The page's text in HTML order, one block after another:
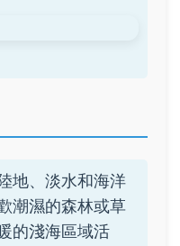
地、淡水和海洋
潮濕的森林或草
的淺海區域活